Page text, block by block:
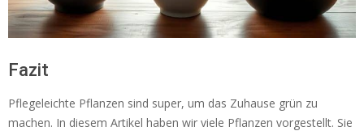
Fazit
Pflegeleichte Pflanzen sind super, um das Zuhause grün zu
machen. In diesem Artikel haben wir viele Pflanzen vorgestellt. Sie